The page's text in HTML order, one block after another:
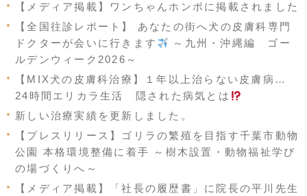
【メディア掲載】ワンちゃんホンポに掲載されました
【全国往診レポート】 あなたの街へ犬の皮膚科専門
ドクターが会いに行きます
～九州・沖縄編 ゴー
ルデンウィーク2026～
【MIX犬の皮膚科治療】１年以上治らない皮膚病…
24時間エリカラ生活 隠された病気とは
新しい治療実績を更新しました。
【プレスリリース】ゴリラの繁殖を目指す千葉市動物
公園 本格環境整備に着手 ～樹木設置・動物福祉学び
の場づくりへ～
【メディア掲載】「社長の履歴書」に院長の平川先生